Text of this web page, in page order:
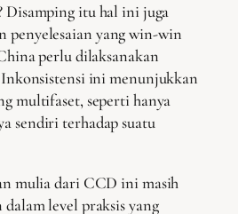
Disamping itu hal ini juga
penyelesaian yang win-win
perlu dilaksanakan
ini menunjukkan
multifaset, seperti hanya
sendiri terhadap suatu
mulia dari CCD ini masih
level praksis yang